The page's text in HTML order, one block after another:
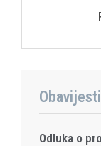
Obavijesti
Odluka o